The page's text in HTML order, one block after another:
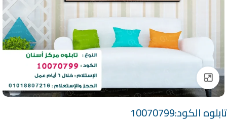
Click to enlarge
تابلوه الكود:10070799